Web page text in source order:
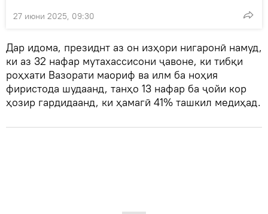
27 июни 2025, 09:30
Дар идома, президнт аз он изҳори нигаронӣ намуд,
ки аз 32 нафар мутахассисони ҷавоне, ки тибқи
роҳхати Вазорати маориф ва илм ба ноҳия
фиристода шудаанд, танҳо 13 нафар ба ҷойи кор
ҳозир гардидаанд, ки ҳамагӣ 41% ташкил медиҳад.